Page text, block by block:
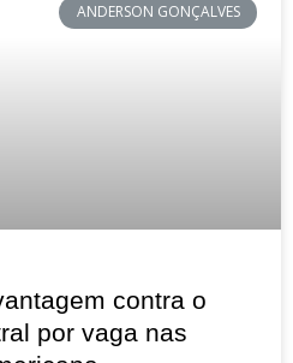
ANDERSON GONÇALVES
contra o
por vaga nas